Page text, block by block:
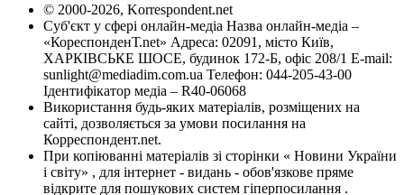
© 2000-2026, Korrespondent.net
Суб'єкт у сфері онлайн-медіа Назва онлайн-медіа –
«КореспонденТ.net» Адреса: 02091, місто Київ,
ХАРКІВСЬКЕ ШОСЕ, будинок 172-Б, офіс 208/1 E-mail:
sunlight@mediadim.com.ua Телефон: 044-205-43-00
Ідентифікатор медіа – R40-06068
Використання будь-яких матеріалів, розміщених на
сайті, дозволяється за умови посилання на
Корреспондент.net.
При копіюванні матеріалів зі сторінки « Новини України
і світу» , для інтернет - видань - обов'язкове пряме
відкрите для пошукових систем гіперпосилання .